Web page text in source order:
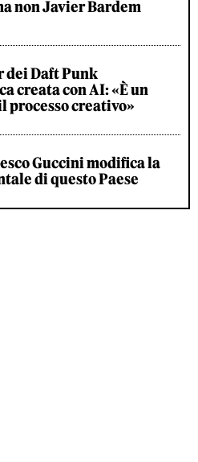
non Javier Bardem
dei Daft Punk
creata con AI: «È un
processo creativo»
Guccini modifica la
di questo Paese